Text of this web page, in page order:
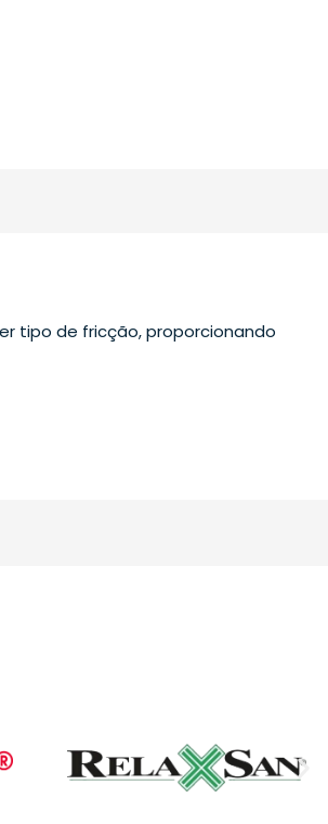
tipo de fricção, proporcionando